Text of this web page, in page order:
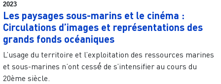
2023
Les paysages sous-marins et le cinéma :
Circulations d’images et représentations des
grands fonds océaniques
L’usage du territoire et l’exploitation des ressources marines
et sous-marines n’ont cessé́ de s’intensifier au cours du
20ème siècle.